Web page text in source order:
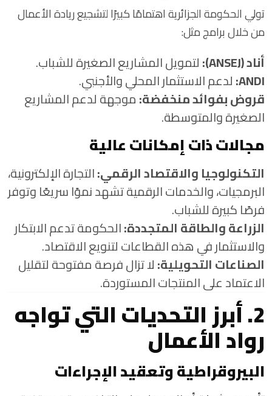
تولي الحكومة الجزائرية اهتمامًا كبيرًا لتشجيع ريادة الأعمال
من خلال برامج مثل:
أناد (ANSEJ):
لتمويل المشاريع الصغيرة للشباب.
ANDI: لدعم الاستثمار المحلي والأجنبي.
قروض بفوائد منخفضة:موجهة لدعم المشاريع
الصغيرة والمتوسطة.
مجالات ذات إمكانات عالية
التكنولوجيا والاقتصاد الرقمي:التجارة الإلكترونية،
البرمجيات، والخدمات الرقمية تشهد نموًا سريعًا وتوفر
فرصًا كبيرة للشباب.
الزراعة والطاقة المتجددة:الحكومة تدعم الابتكار
والاستثمار في هذه القطاعات لتنويع الاقتصاد.
الصناعات التحويلية:لا تزال فرصة مفتوحة لتقليل
الاعتماد على المنتجات المستوردة.
2. أبرز التحديات التي تواجه
رواد الأعمال
البيروقراطية وتعقيد الإجراءات